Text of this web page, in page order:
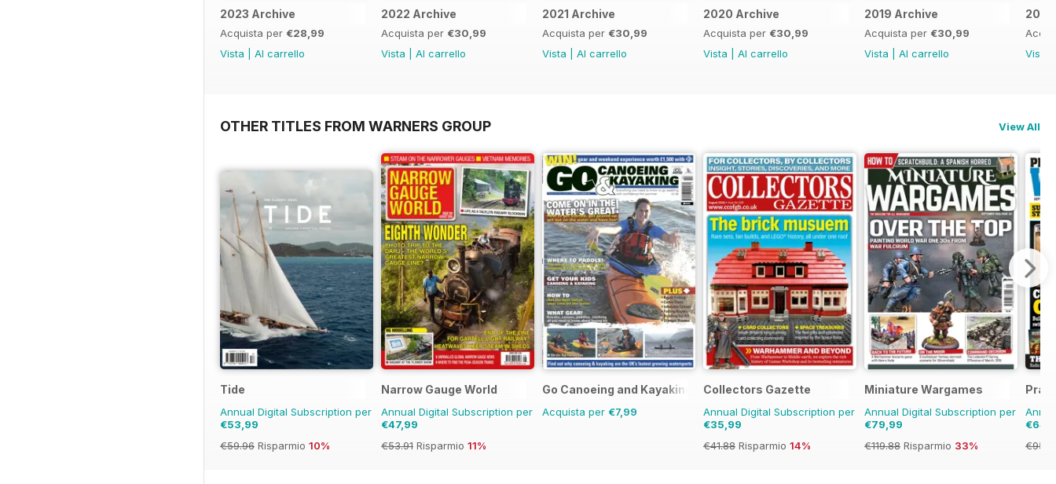
2023 Archive
Acquista per €28,99
Vista
Al carrello
2022 Archive
Acquista per €30,99
Vista
Al carrello
2021 Archive
Acquista per €30,99
Vista
Al carrello
2020 Archive
Acquista per €30,99
Vista
Al carrello
2019 Archive
Acquista per €30,99
Vista
Al carrello
Vista
OTHER TITLES FROM WARNERS GROUP View All
Tide
Annual Digital Subscription per
€53,99
€59.96 Risparmio 10%
Narrow Gauge World
Annual Digital Subscription per
€47,99
€53.91 Risparmio 11%
Go Canoeing and Kayaking
Acquista per €7,99
Collectors Gazette
Annual Digital Subscription per
€35,99
€41.88 Risparmio 14%
Miniature Wargames
Annual Digital Subscription per
€79,99
€119.88 Risparmio 33%